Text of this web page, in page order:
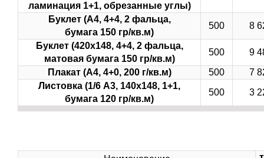
ламинация 1+1, обрезанные углы)
Буклет (А4, 4+4, 2 фальца,
бумага 150 гр/кв.м)
500
8
Буклет (420х148, 4+4, 2 фальца,
матовая бумага 150 гр/кв.м)
500
9
Плакат (А4, 4+0, 200 г/кв.м)
500
7
Листовка (1/6 А3, 140х148, 1+1,
бумага 120 гр/кв.м)
500 3